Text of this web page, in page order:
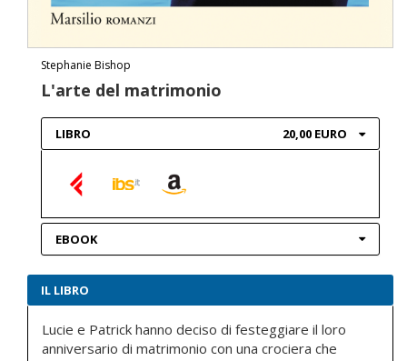
Stephanie Bishop
L'arte del matrimonio
LIBRO 20,00 EURO
EBOOK
IL LIBRO
Lucie e Patrick hanno deciso di festeggiare il loro
anniversario di matrimonio con una crociera che